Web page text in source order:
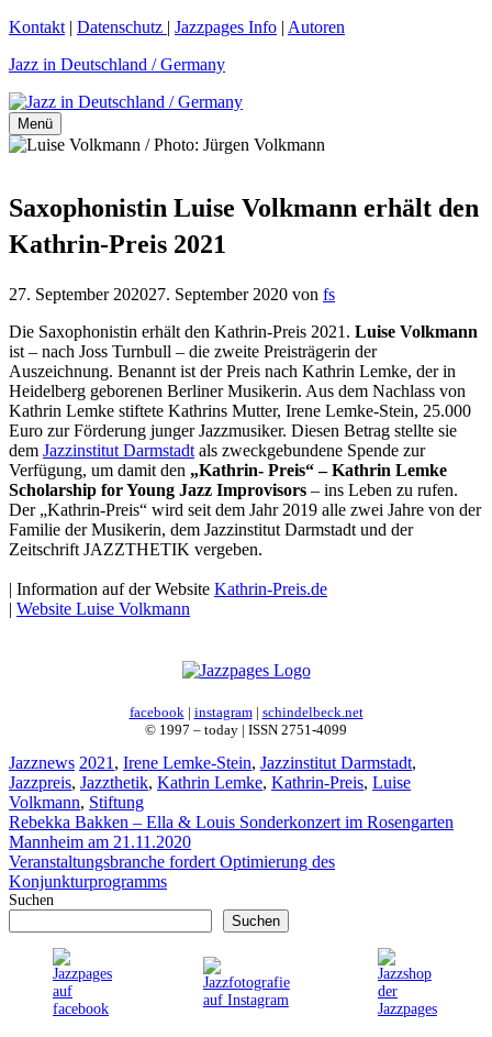
Zum
springen
Kontakt | Datenschutz | Jazzpages Info | Autoren
Jazz in Deutschland / Germany
Menü
Saxophonistin Luise Volkmann erhält den
Kathrin-Preis 2021
27. September 202027. September 2020 von fs
Die Saxophonistin erhält den Kathrin-Preis 2021. Luise Volkmann
ist – nach Joss Turnbull – die zweite Preisträgerin der
Auszeichnung. Benannt ist der Preis nach Kathrin Lemke, der in
Heidelberg geborenen Berliner Musikerin. Aus dem Nachlass von
Kathrin Lemke stiftete Kathrins Mutter, Irene Lemke‐Stein, 25.000
Euro zur Förderung junger Jazzmusiker. Diesen Betrag stellte sie
dem Jazzinstitut Darmstadt als zweckgebundene Spende zur
Verfügung, um damit den „Kathrin‐ Preis“ – Kathrin Lemke
Scholarship for Young Jazz Improvisors – ins Leben zu rufen.
Der „Kathrin‐Preis“ wird seit dem Jahr 2019 alle zwei Jahre von der
Familie der Musikerin, dem Jazzinstitut Darmstadt und der
Zeitschrift JAZZTHETIK vergeben.
| Information auf der Website Kathrin-Preis.de
| Website Luise Volkmann
facebook | instagram| schindelbeck.net
© 1997 – today | ISSN 2751-4099
Kategorien
Jazznews Schlagwörter
2021 , Irene Lemke-Stein, Jazzinstitut Darmstadt,
Jazzpreis, Jazzthetik, Kathrin Lemke, Kathrin-Preis, Luise
Volkmann, Stiftung
Rebekka Bakken – Ella & Louis Sonderkonzert im Rosengarten
Mannheim am 21.11.2020
Veranstaltungsbranche fordert Optimierung des
Konjunkturprogramms
Suchen
Suchen